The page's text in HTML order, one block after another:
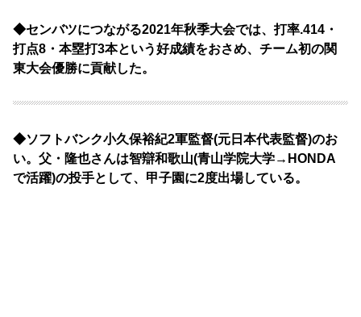
◆センバツにつながる2021年秋季大会では、打率.414・
打点8・本塁打3本という好成績をおさめ、チーム初の関
東大会優勝に貢献した。
◆ソフトバンク小久保裕紀2軍監督(元日本代表監督)のお
い。父・隆也さんは智辯和歌山(青山学院大学→HONDA
で活躍)の投手として、甲子園に2度出場している。